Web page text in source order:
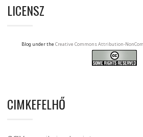
LICENSZ
Blog under the Creative Commons Attribution-
CIMKEFELHŐ